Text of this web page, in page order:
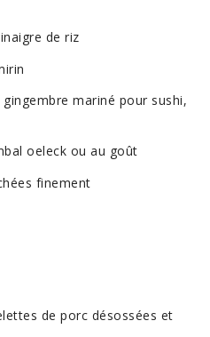
de riz
mariné pour sushi,
oeleck ou au goût
finement
de porc désossées et